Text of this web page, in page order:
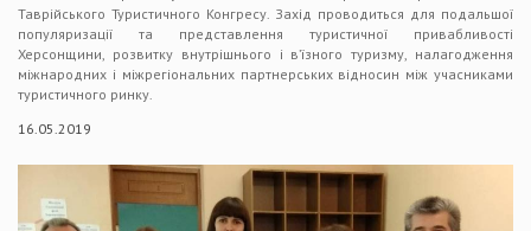
Таврійського Туристичного Конгресу. Захід проводиться для подальшої
популяризації та представлення туристичної привабливості
Херсонщини, розвитку внутрішнього і в’їзного туризму, налагодження
міжнародних і міжрегіональних партнерських відносин між учасниками
туристичного ринку.
16.05.2019